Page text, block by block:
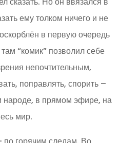
ему толком ничего и не
в первую очередь
“комик” позволил себе
непочтительным,
поправлять, спорить –
народе, в прямом эфире, на
мир.